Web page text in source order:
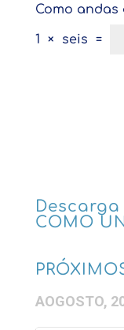
Como andas
1 × seis =
COMO
AOGOSTO,